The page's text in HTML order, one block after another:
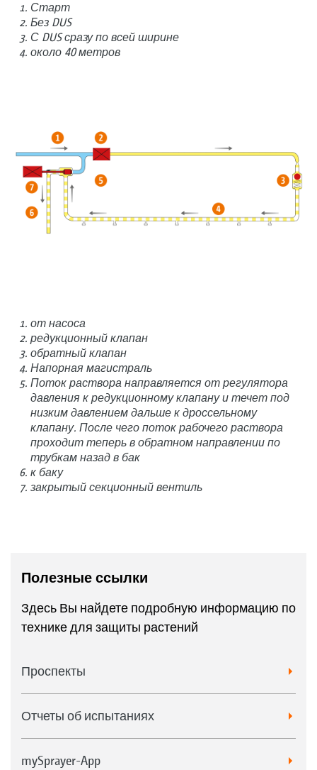
Старт
Без DUS
С DUS сразу по всей ширине
около 40 метров
от насоса
редукционный клапан
обратный клапан
Напорная магистраль
Поток раствора направляется от регулятора
давления к редукционному клапану и течет под
низким давлением дальше к дроссельному
клапану. После чего поток рабочего раствора
проходит теперь в обратном направлении по
трубкам назад в бак
к баку
закрытый секционный вентиль
Полезные ссылки
Здесь Вы найдете подробную информацию по
технике для защиты растений
Проспекты
Отчеты об испытаниях
mySprayer-App